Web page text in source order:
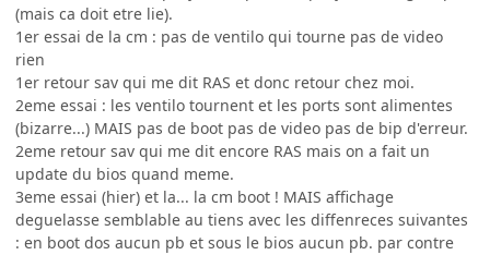
(mais ca doit etre lie).
1er essai de la cm : pas de ventilo qui tourne pas de video
rien
1er retour sav qui me dit RAS et donc retour chez moi.
2eme essai : les ventilo tournent et les ports sont alimentes
(bizarre...) MAIS pas de boot pas de video pas de bip d'erreur.
2eme retour sav qui me dit encore RAS mais on a fait un
update du bios quand meme.
3eme essai (hier) et la... la cm boot ! MAIS affichage
deguelasse semblable au tiens avec les diffenreces suivantes
: en boot dos aucun pb et sous le bios aucun pb. par contre